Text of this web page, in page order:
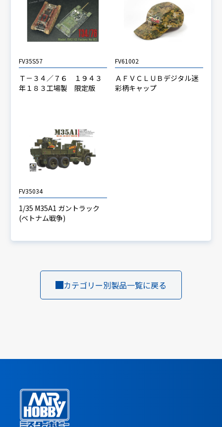
FV35S57
Ｔ－３４／７６ １９４３
年１８３工場製 限定版
FV61002
ＡＦＶＣＬＵＢデジタル迷
彩柄キャップ
FV35034
1/35 M35A1 ガントラック
(ベトナム戦争)
カテゴリー別製品一覧に戻る